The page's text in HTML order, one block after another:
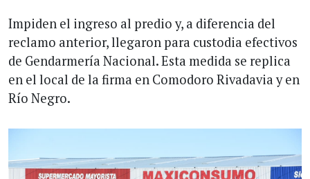
Impiden el ingreso al predio y, a diferencia del
reclamo anterior, llegaron para custodia efectivos
de Gendarmería Nacional. Esta medida se replica
en el local de la firma en Comodoro Rivadavia y en
Río Negro.